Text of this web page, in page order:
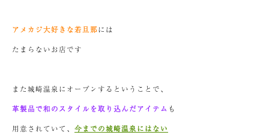
アメカジ大好きな若旦那には
たまらないお店です
また城崎温泉にオープンするということで、
革製品で和のスタイルを取り込んだアイテム も
用意されていて、 今までの城崎温泉にはない